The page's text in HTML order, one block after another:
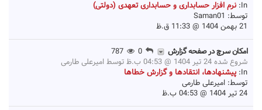
In: نرم افزار حسابداری و حسابداری تعهدی (دولتی)
توسط: Saman01
21 بهمن 1404 @ 11:33 ق.ظ
امکان سرچ در صفحه گزارش
0
شروع شده 24 تیر 1404 @ 04:53 ب.ظ توسط
امیرعلی طارمی
In: پیشنهادها، انتقادها و گزارش خطاها
توسط: امیرعلی طارمی
24 تیر 1404 @ 04:53 ب.ظ